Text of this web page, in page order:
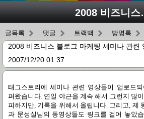
2008 비
글목록 댓글 트랙백 방명록
2008 비즈니스 블로그 마케팅 세미나 관련
2007/12/20 01:37
태그스토리에 세미나 관련 영상들이 업로드
퍼왔습니다. 연일 야근을 계속 해서 그런지 많
피하지만, 기록을 위해서 올립니다. 그리고, 제
과 문성실님의 동영상들도 링크를 걸어 놓았